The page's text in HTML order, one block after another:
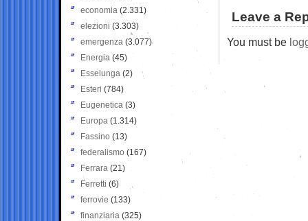
Leave a
You must be
economia (2.331)
elezioni (3.303)
emergenza (3.077)
Energia (45)
Esselunga (2)
Esteri (784)
Eugenetica (3)
Europa (1.314)
Fassino (13)
federalismo (167)
Ferrara (21)
Ferretti (6)
ferrovie (133)
finanziaria (325)